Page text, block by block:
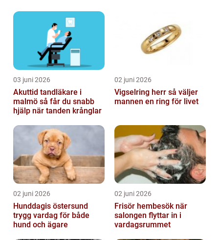
03 juni 2026
Akuttid tandläkare i
malmö så får du snabb
hjälp när tanden krånglar
02 juni 2026
Vigselring herr så väljer
mannen en ring för livet
02 juni 2026
Hunddagis östersund
trygg vardag för både
hund och ägare
02 juni 2026
Frisör hembesök när
salongen flyttar in i
vardagsrummet